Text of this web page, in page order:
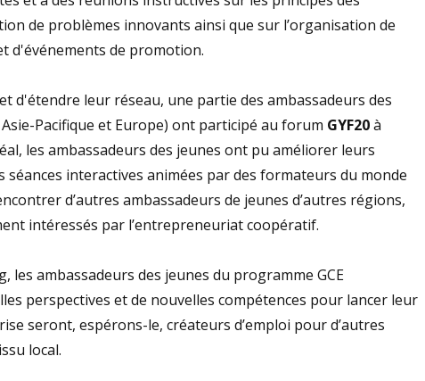
de problèmes innovants ainsi que sur l’organisation de
d'événements de promotion.
d'étendre leur réseau, une partie des ambassadeurs des
Pacifique et Europe) ont participé au forum GYF20à
les ambassadeurs des jeunes ont pu améliorer leurs
interactives animées par des formateurs du monde
d’autres ambassadeurs de jeunes d’autres régions,
intéressés par l’entrepreneuriat coopératif.
les ambassadeurs des jeunes du programme GCE
perspectives et de nouvelles compétences pour lancer leur
seront, espérons-le, créateurs d’emploi pour d’autres
local.